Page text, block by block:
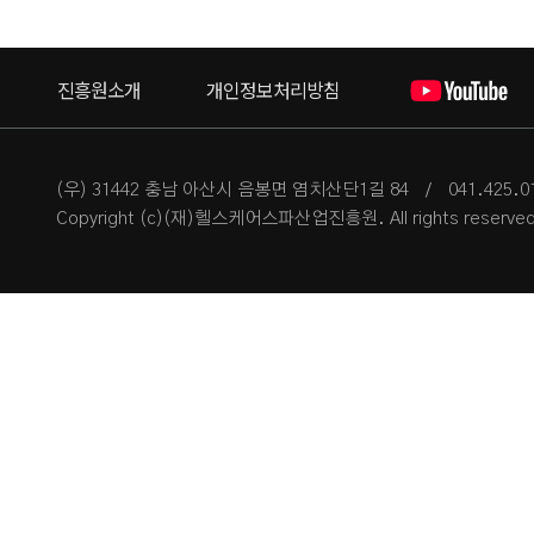
진흥원소개 개인정보처리방침
(우) 31442 충남 아산시 음봉면 염치산단1길 84 /
Copyright (c)(재)헬스케어스파산업진흥원. All rights